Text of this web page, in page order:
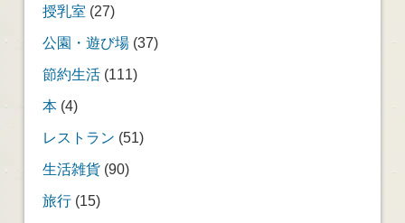
授乳室 (27)
公園・遊び場(37)
節約生活(111)
本(4)
レストラン (51)
生活雑貨(90)
旅行(15)